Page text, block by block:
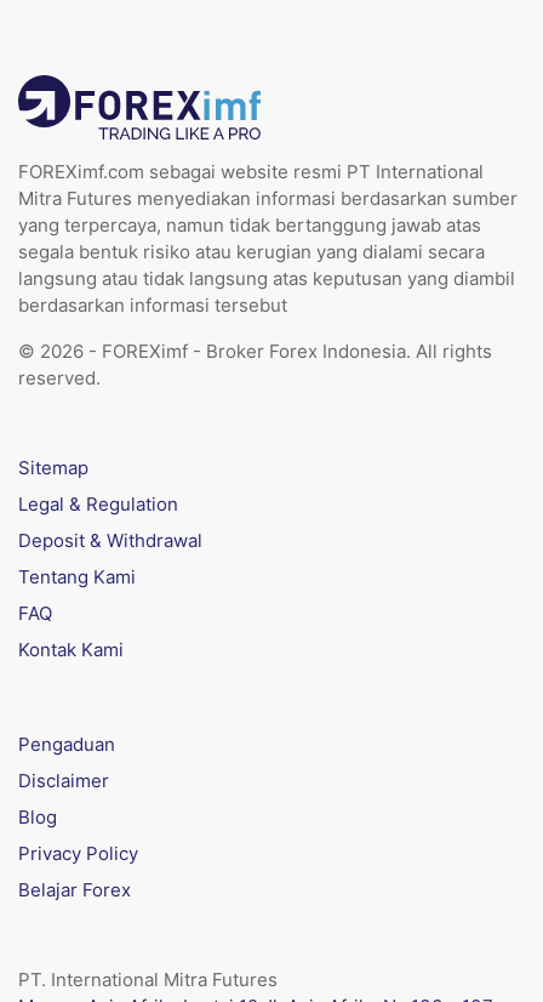
FOREXimf.com sebagai website resmi PT International
Mitra Futures menyediakan informasi berdasarkan sumber
yang terpercaya, namun tidak bertanggung jawab atas
segala bentuk risiko atau kerugian yang dialami secara
langsung atau tidak langsung atas keputusan yang diambil
berdasarkan informasi tersebut
© 2026 - FOREXimf - Broker Forex Indonesia. All rights
reserved.
Sitemap
Legal & Regulation
Deposit & Withdrawal
Tentang Kami
FAQ
Kontak Kami
Pengaduan
Disclaimer
Blog
Privacy Policy
Belajar Forex
PT. International Mitra Futures